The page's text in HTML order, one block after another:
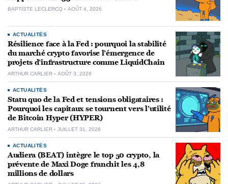
BAPTISTE LECLERCQ AOÛT 4, 2026
ACTUALITÉS
Résilience face à la Fed : pourquoi la stabilité
du marché crypto favorise l’émergence de
projets d’infrastructure comme LiquidChain
ARTHUR CARLIER AOÛT 3, 2026
ACTUALITÉS
Statu quo de la Fed et tensions obligataires :
Pourquoi les capitaux se tournent vers l’utilité
de Bitcoin Hyper (HYPER)
ARTHUR CARLIER JUILLET 31, 2026
ACTUALITÉS
Audiera (BEAT) intègre le top 50 crypto, la
prévente de Maxi Doge franchit les 4,8
millions de dollars